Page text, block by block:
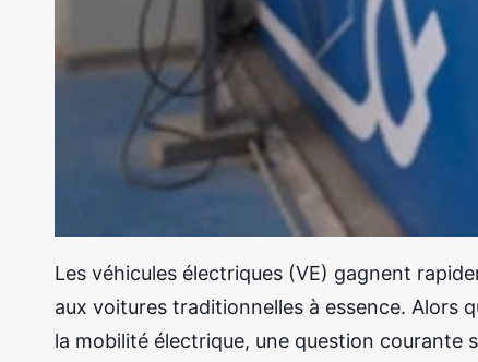
Les véhicules électriques (VE) gagnent
aux voitures traditionnelles à essence. Alors
la mobilité électrique, une question courante